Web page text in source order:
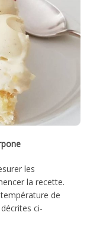
les
la recette.
de
ci-